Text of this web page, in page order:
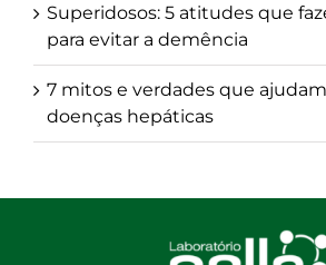
Superidosos: 5 atitudes que
para evitar a demência
7 mitos e verdades que
doenças hepáticas